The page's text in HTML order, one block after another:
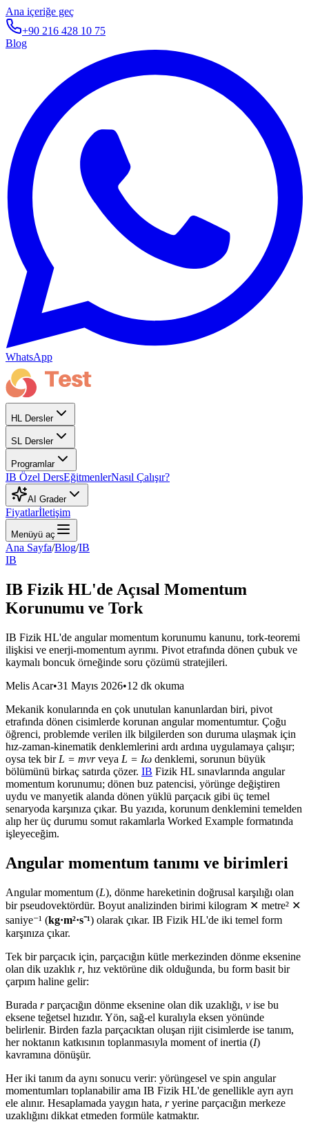
Ana içeriğe geç
+90 216 428 10 75
Blog
WhatsApp
HL Dersler
SL Dersler
Programlar
IB Özel DersEğitmenlerNasıl Çalışır?
AI Grader
Fiyatlarİletişim
Menüyü aç
Ana Sayfa/Blog/IB
IB
IB Fizik HL'de Açısal Momentum
Korunumu ve Tork
IB Fizik HL'de angular momentum korunumu kanunu, tork-teoremi
ilişkisi ve enerji-momentum ayrımı. Pivot etrafında dönen çubuk ve
kaymalı boncuk örneğinde soru çözümü stratejileri.
Melis Acar•31 Mayıs 2026•12 dk okuma
Mekanik konularında en çok unutulan kanunlardan biri, pivot
etrafında dönen cisimlerde korunan angular momentumtur. Çoğu
öğrenci, problemde verilen ilk bilgilerden son duruma ulaşmak için
hız-zaman-kinematik denklemlerini ardı ardına uygulamaya çalışır;
oysa tek bir L = mvrveya L = Iω denklemi, sorunun büyük
bölümünü birkaç satırda çözer. IB Fizik HL sınavlarında angular
momentum korunumu; dönen buz patencisi, yörünge değiştiren
uydu ve manyetik alanda dönen yüklü parçacık gibi üç temel
senaryoda karşınıza çıkar. Bu yazıda, korunum denklemini temelden
alıp her üç durumu somut rakamlarla Worked Example formatında
işleyeceğim.
Angular momentum tanımı ve birimleri
Angular momentum (L), dönme hareketinin doğrusal karşılığı olan
bir pseudovektördür. Boyut analizinden birimi kilogram ✕ metre² ✕
saniye⁻¹ (kg·m²·s⁻¹) olarak çıkar. IB Fizik HL'de iki temel form
karşınıza çıkar.
Tek bir parçacık için, parçacığın kütle merkezinden dönme eksenine
olan dik uzaklık r, hız vektörüne dik olduğunda, bu form basit bir
çarpım haline gelir:
Burada rparçacığın dönme eksenine olan dik uzaklığı, v ise bu
eksene teğetsel hızıdır. Yön, sağ-el kuralıyla eksen yönünde
belirlenir. Birden fazla parçacıktan oluşan rijit cisimlerde ise tanım,
her noktanın katkısının toplanmasıyla moment of inertia (I)
kavramına dönüşür.
Her iki tanım da aynı sonucu verir: yörüngesel ve spin angular
momentumları toplanabilir ama IB Fizik HL'de genellikle ayrı ayrı
ele alınır. Hesaplamada yaygın hata, ryerine parçacığın merkeze
uzaklığını dikkat etmeden formüle katmaktır.